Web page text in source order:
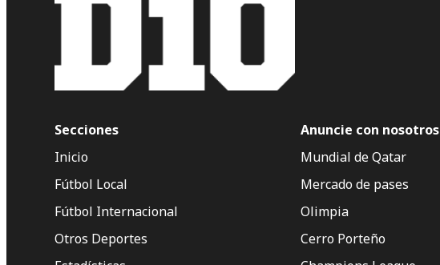
Secciones
Inicio
Fútbol Local
Fútbol Internacional
Otros Deportes
Anuncie con nosotros
Mundial de Qatar
Mercado de pases
Olimpia
Cerro Porteño